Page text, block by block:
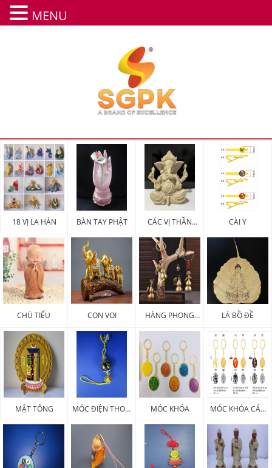
18 VỊ LA HÁN BÀN TAY PHẬT
CÁC VỊ THẦN
CÀI Y
CHÚ TIỂU CON VOI
HÀNG PHONG
LÁ BỒ ĐỀ
MẬT TÔNG
MÓC ĐIỆN THOẠI
MÓC KHÓA
MÓC KHÓA CÁC
MENU